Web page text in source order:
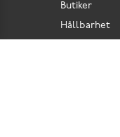
Butiker
Hållbarhet